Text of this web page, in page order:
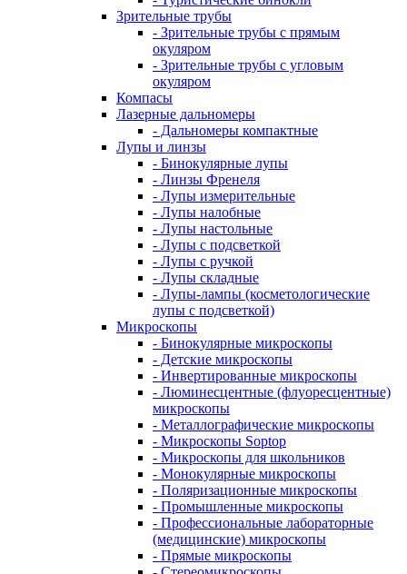
Зрительные трубы
- Зрительные трубы с прямым
окуляром
- Зрительные трубы с угловым
окуляром
Компасы
Лазерные дальномеры
- Дальномеры компактные
Лупы и линзы
- Бинокулярные лупы
- Линзы Френеля
- Лупы измерительные
- Лупы налобные
- Лупы настольные
- Лупы с подсветкой
- Лупы с ручкой
- Лупы складные
- Лупы-лампы (косметологические
лупы с подсветкой)
Микроскопы
- Бинокулярные микроскопы
- Детские микроскопы
- Инвертированные микроскопы
- Люминесцентные (флуоресцентные)
микроскопы
- Металлографические микроскопы
- Микроскопы Soptop
- Микроскопы для школьников
- Монокулярные микроскопы
- Поляризационные микроскопы
- Промышленные микроскопы
- Профессиональные лабораторные
(медицинские) микроскопы
- Прямые микроскопы